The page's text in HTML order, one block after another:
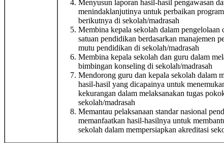
Menyusun laporan hasil-hasil pengawasan
menindaklanjutinya untuk perbaikan
berikutnya di sekolah/madrasah
Membina kepala sekolah dalam pengelolaan
satuan pendidikan berdasarkan manajemen
mutu pendidikan di sekolah/madrasah
Membina kepala sekolah dan guru dalam
bimbingan konseling di sekolah/madrasah
Mendorong guru dan kepala sekolah dalam
hasil-hasil yang dicapainya untuk
kekurangan dalam melaksanakan tugas
sekolah/madrasah
Memantau pelaksanaan standar nasional
memanfaatkan hasil-hasilnya untuk
sekolah dalam mempersiapkan akreditasi